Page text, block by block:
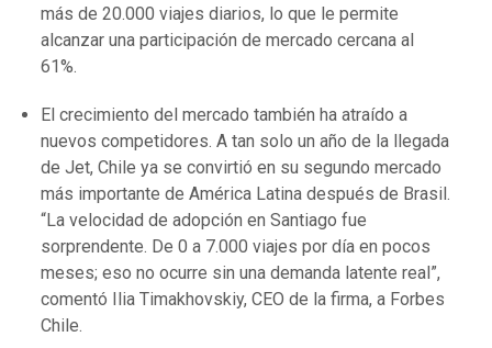
más de 20.000 viajes diarios, lo que le permite
alcanzar una participación de mercado cercana al
61%.
El crecimiento del mercado también ha atraído a
nuevos competidores. A tan solo un año de la llegada
de Jet, Chile ya se convirtió en su segundo mercado
más importante de América Latina después de Brasil.
“La velocidad de adopción en Santiago fue
sorprendente. De 0 a 7.000 viajes por día en pocos
meses; eso no ocurre sin una demanda latente real”,
comentó Ilia Timakhovskiy, CEO de la firma, a Forbes
Chile.